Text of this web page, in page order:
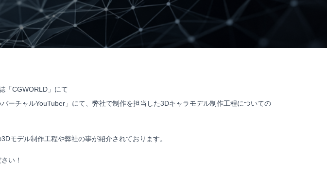
「CGWORLD」にて
ーチャルYouTuber」にて、 弊社で制作を担当した3Dキャラモデル制作工程についての
モデル制作工程や弊社の事が紹介されております。
い！